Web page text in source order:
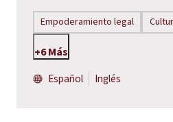
Empoderamiento legal
+6 Más
Español
Inglés